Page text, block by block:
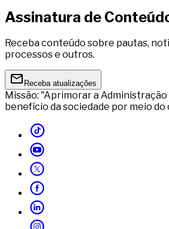
Assinatura de
Receba conteúdo sobre pautas,
processos e outros.
Receba atualizações
Missão: "Aprimorar a
benefício da sociedade por meio